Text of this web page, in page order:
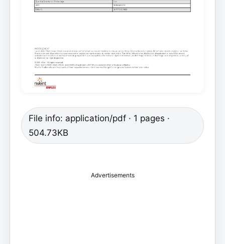
File info: application/pdf · 1 pages ·
504.73KB
Advertisements